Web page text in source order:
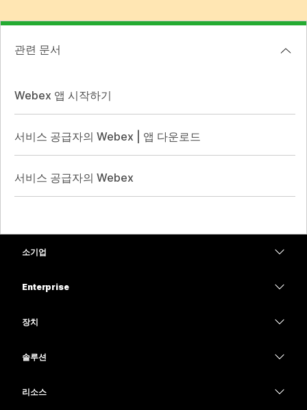
관련 문서
Webex 앱 시작하기
서비스 공급자의 Webex | 앱 다운로드
서비스 공급자의 Webex
소기업
Enterprise
장치
솔루션
리소스